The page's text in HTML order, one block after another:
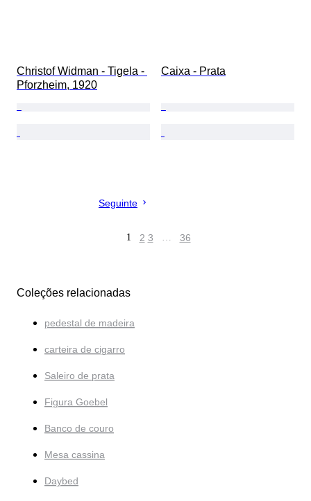
Christof Widman - Tigela -
Pforzheim, 1920
Caixa - Prata
Seguinte
1 2 3 … 36
Coleções relacionadas
pedestal de madeira
carteira de cigarro
Saleiro de prata
Figura Goebel
Banco de couro
Mesa cassina
Daybed